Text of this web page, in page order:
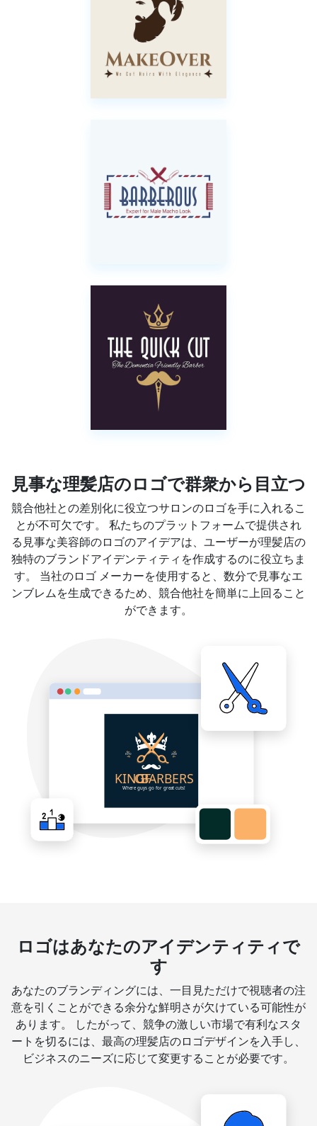
見事な理髪店のロゴで群衆から目立つ
競合他社との差別化に役立つサロンのロゴを手に入れるこ
とが不可欠です。 私たちのプラットフォームで提供され
る見事な美容師のロゴのアイデアは、ユーザーが理髪店の
独特のブランドアイデンティティを作成するのに役立ちま
す。 当社のロゴ メーカーを使用すると、数分で見事なエ
ンブレムを生成できるため、競合他社を簡単に上回ること
ができます。
ロゴはあなたのアイデンティティで
す
あなたのブランディングには、一目見ただけで視聴者の注
意を引くことができる余分な鮮明さが欠けている可能性が
あります。 したがって、競争の激しい市場で有利なスタ
ートを切るには、最高の理髪店のロゴデザインを入手し、
ビジネスのニーズに応じて変更することが必要です。